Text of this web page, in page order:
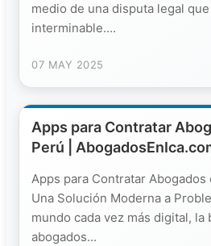
medio de una disputa legal
interminable....
07 MAY 2025
Apps para Contratar
Perú |
Apps para Contratar Abogados
Una Solución Moderna a
mundo cada vez más digital, la
abogados...